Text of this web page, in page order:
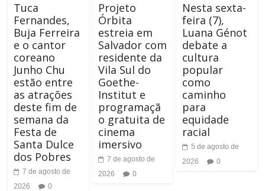
Tuca
Fernandes,
Buja Ferreira
e o cantor
coreano
Junho Chu
estão entre
as atrações
deste fim de
semana da
Festa de
Santa Dulce
dos Pobres
7 de agosto de
2026
0
Projeto
Órbita
estreia em
Salvador com
residente da
Vila Sul do
Goethe-
Institut e
programaçã
o gratuita de
cinema
imersivo
7 de agosto de
2026
0
Nesta sexta-
feira (7),
Luana Génot
debate a
cultura
popular
como
caminho
para
equidade
racial
5 de agosto de
2026
0